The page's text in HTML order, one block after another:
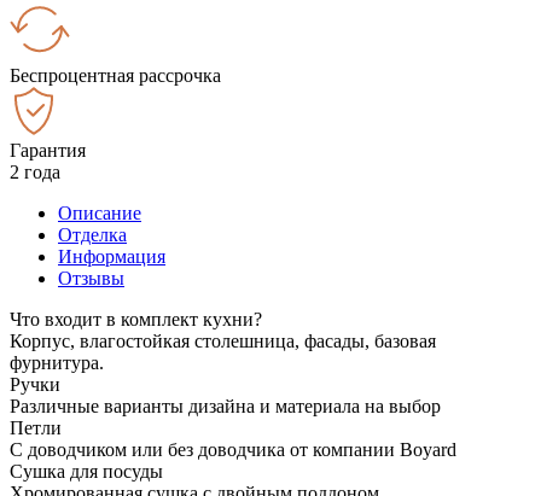
Беспроцентная рассрочка
Гарантия
2 года
Описание
Отделка
Информация
Отзывы
Что входит в комплект кухни?
Корпус, влагостойкая столешница, фасады, базовая
фурнитура.
Ручки
Различные варианты дизайна и материала на выбор
Петли
С доводчиком или без доводчика от компании Boyard
Сушка для посуды